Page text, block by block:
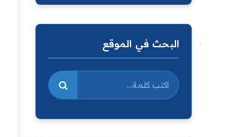
البحث في الموقع